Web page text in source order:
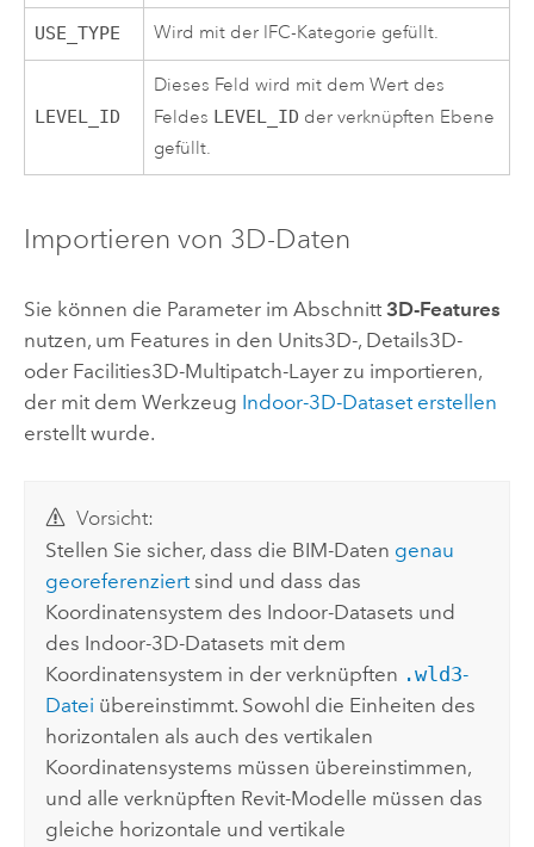
USE_TYPE Wird mit der IFC-Kategorie gefüllt.
LEVEL_ID
Dieses Feld wird mit dem Wert des
Feldes LEVEL_ID der verknüpften Ebene
gefüllt.
Importieren von 3D-Daten
Sie können die Parameter im Abschnitt 3D-Features
nutzen, um Features in den Units3D-, Details3D-
oder Facilities3D-Multipatch-Layer zu importieren,
der mit dem Werkzeug Indoor-3D-Dataset erstellen
erstellt wurde.
Vorsicht:
Stellen Sie sicher, dass die BIM-Daten genau
georeferenziertsind und dass das
Koordinatensystem des Indoor-Datasets und
des Indoor-3D-Datasets mit dem
Koordinatensystem in der verknüpften .wld3-
Datei übereinstimmt. Sowohl die Einheiten des
horizontalen als auch des vertikalen
Koordinatensystems müssen übereinstimmen,
und alle verknüpften Revit-Modelle müssen das
gleiche horizontale und vertikale